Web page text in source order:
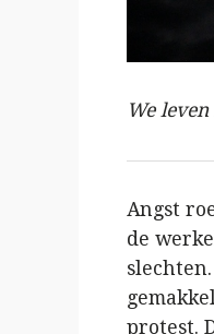
We
Angst
de
protest.